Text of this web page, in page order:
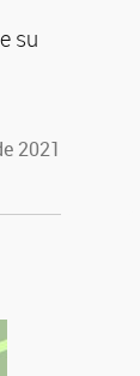
su
2021